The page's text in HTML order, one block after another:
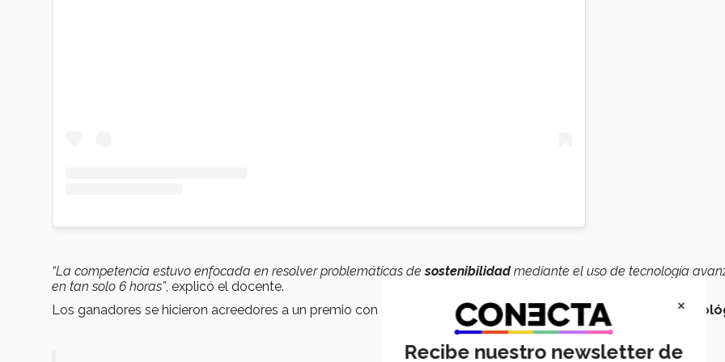
“La competencia estuvo enfocada en resolver problemáticas desostenibilidadmediante el uso de tecnología
en tan solo 6 horas”, explicó el docente.
Los ganadores se hicieron acreedores a un premio con un valor de cerca de140 mil pesos en equipo ×
Recibe nuestro newsletter de